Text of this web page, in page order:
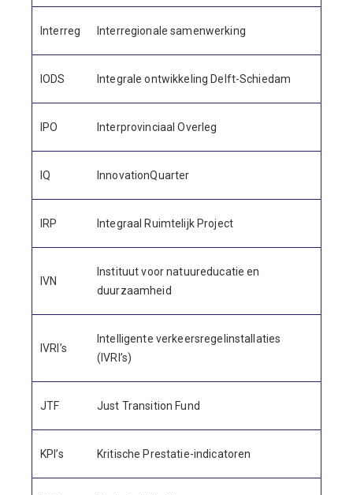
Interreg Interregionale samenwerking
IODS Integrale ontwikkeling Delft-Schiedam
IPO Interprovinciaal Overleg
IQ InnovationQuarter
IRP Integraal Ruimtelijk Project
IVN
Instituut voor natuureducatie en
duurzaamheid
IVRI’s
Intelligente verkeersregelinstallaties
(IVRI’s)
JTF Just Transition Fund
KPI’s Kritische Prestatie-indicatoren